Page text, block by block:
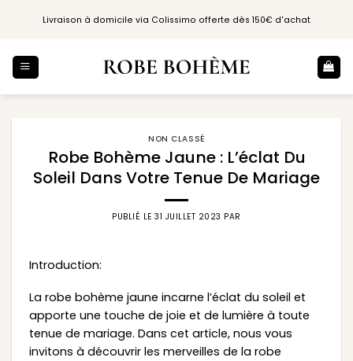
Livraison à domicile via Colissimo offerte dès 150€ d'achat
NON CLASSÉ
Robe Bohème Jaune : L’éclat Du
Soleil Dans Votre Tenue De Mariage
PUBLIÉ LE31 JUILLET 2023 PAR
Introduction:
La robe bohème jaune incarne l’éclat du soleil et
apporte une touche de joie et de lumière à toute
tenue de mariage. Dans cet article, nous vous
invitons à découvrir les merveilles de la robe